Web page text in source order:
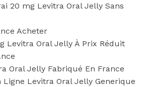
20 mg Levitra Oral Jelly Sans
Acheter
Levitra Oral Jelly À Prix Réduit
Oral Jelly Fabriqué En France
Ligne Levitra Oral Jelly Generique